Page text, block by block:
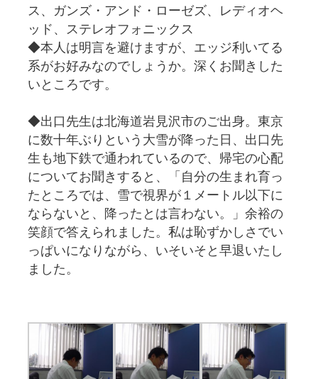
ス、ガンズ・アンド・ローゼズ、レディオヘ
ッド、ステレオフォニックス
◆本人は明言を避けますが、エッジ利いてる
系がお好みなのでしょうか。深くお聞きした
いところです。
◆出口先生は北海道岩見沢市のご出身。東京
に数十年ぶりという大雪が降った日、出口先
生も地下鉄で通われているので、帰宅の心配
についてお聞きすると、「自分の生まれ育っ
たところでは、雪で視界が１メートル以下に
ならないと、降ったとは言わない。」余裕の
笑顔で答えられました。私は恥ずかしさでい
っぱいになりながら、いそいそと早退いたし
ました。